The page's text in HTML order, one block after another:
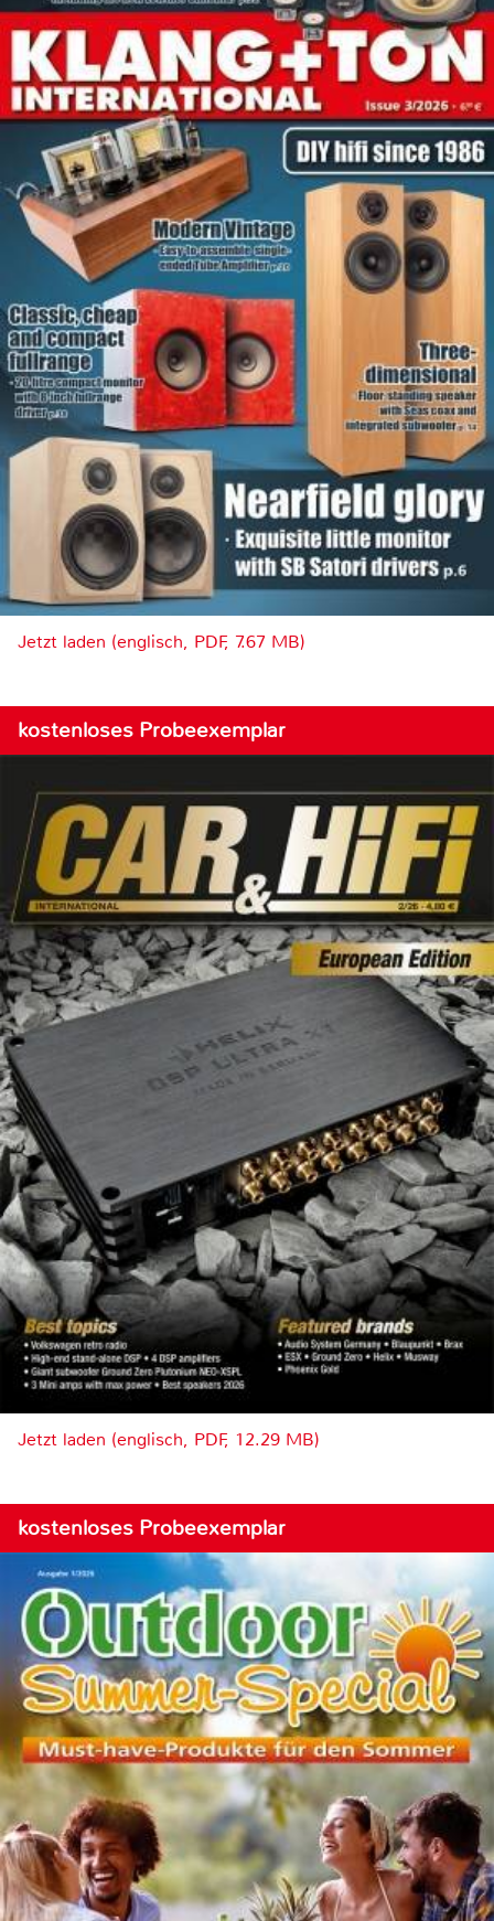
Jetzt laden (englisch, PDF, 7.67 MB)
kostenloses Probeexemplar
Jetzt laden (englisch, PDF, 12.29 MB)
kostenloses Probeexemplar